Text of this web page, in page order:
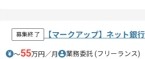
募集終了 【マークアップ】ネット銀
〜55万円／月 業務委託 (フリーランス)